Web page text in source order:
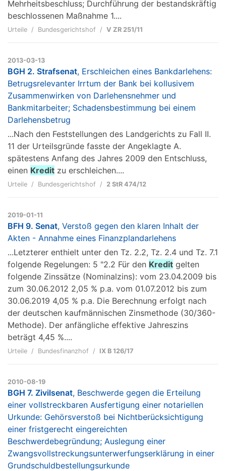
Mehrheitsbeschluss; Durchführung der bestandskräftig
beschlossenen Maßnahme 1....
Urteile Bundesgerichtshof V ZR 251/11
2013-03-13
BGH 2. Strafsenat, Erschleichen eines Bankdarlehens:
Betrugsrelevanter Irrtum der Bank bei kollusivem
Zusammenwirken von Darlehensnehmer und
Bankmitarbeiter; Schadensbestimmung bei einem
Darlehensbetrug
...Nach den Feststellungen des Landgerichts zu Fall II.
11 der Urteilsgründe fasste der Angeklagte A.
spätestens Anfang des Jahres 2009 den Entschluss,
einen Kredit zu erschleichen....
Urteile Bundesgerichtshof 2 StR 474/12
2019-01-11
BFH 9. Senat, Verstoß gegen den klaren Inhalt der
Akten - Annahme eines Finanzplandarlehens
...Letzterer enthielt unter den Tz. 2.2, Tz. 2.4 und Tz. 7.1
folgende Regelungen: 5 "2.2 Für den Kredit gelten
folgende Zinssätze (Nominalzins): vom 23.04.2009 bis
zum 30.06.2012 2,05 % p.a. vom 01.07.2012 bis zum
30.06.2019 4,05 % p.a. Die Berechnung erfolgt nach
der deutschen kaufmännischen Zinsmethode (30/360-
Methode). Der anfängliche effektive Jahreszins
beträgt 4,45 %....
Urteile Bundesfinanzhof IX B 126/17
2010-08-19
BGH 7. Zivilsenat, Beschwerde gegen die Erteilung
einer vollstreckbaren Ausfertigung einer notariellen
Urkunde: Gehörsverstoß bei Nichtberücksichtigung
einer fristgerecht eingereichten
Beschwerdebegründung; Auslegung einer
Zwangsvollstreckungsunterwerfungserklärung in einer
Grundschuldbestellungsurkunde